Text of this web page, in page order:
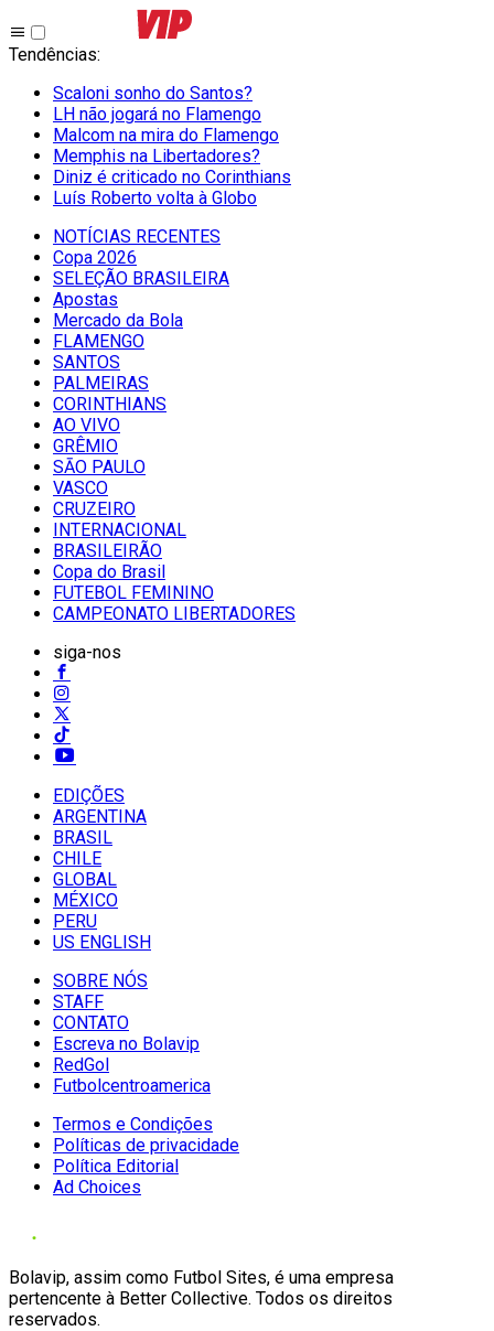
Tendências:
Scaloni sonho do Santos?
LH não jogará no Flamengo
Malcom na mira do Flamengo
Memphis na Libertadores?
Diniz é criticado no Corinthians
Luís Roberto volta à Globo
NOTÍCIAS RECENTES
Copa 2026
SELEÇÃO BRASILEIRA
Apostas
Mercado da Bola
FLAMENGO
SANTOS
PALMEIRAS
CORINTHIANS
AO VIVO
GRÊMIO
SĀO PAULO
VASCO
CRUZEIRO
INTERNACIONAL
BRASILEIRÃO
Copa do Brasil
FUTEBOL FEMININO
CAMPEONATO LIBERTADORES
siga-nos
EDIÇÕES
ARGENTINA
BRASIL
CHILE
GLOBAL
MÉXICO
PERU
US ENGLISH
SOBRE NÓS
STAFF
CONTATO
Escreva no Bolavip
RedGol
Futbolcentroamerica
Termos e Condições
Políticas de privacidade
Política Editorial
Ad Choices
Bolavip, assim como Futbol Sites, é uma empresa
pertencente à Better Collective. Todos os direitos
reservados.